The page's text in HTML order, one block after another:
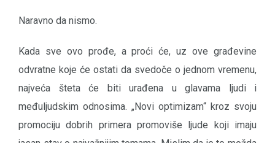
Naravno da nismo.
Kada sve ovo prođe, a proći će, uz ove građevine
odvratne koje će ostati da svedoče o jednom vremenu,
najveća šteta će biti urađena u glavama ljudi i
međuljudskim odnosima. „Novi optimizam“ kroz svoju
promociju dobrih primera promoviše ljude koji imaju